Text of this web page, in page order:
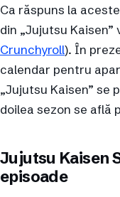
Ca răspuns la
din „Jujutsu Kaisen”
Crunchyroll). În
calendar pentru
„Jujutsu Kaisen” se
doilea sezon se află
Jujutsu Kaisen
episoade